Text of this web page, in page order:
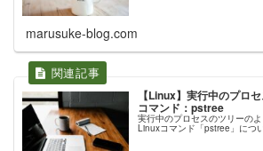
marusuke-blog.com
【Linux】実行中のプロ
コマンド：pstree
実行中のプロセスのツリーの
Linuxコマンド「pstree」につ